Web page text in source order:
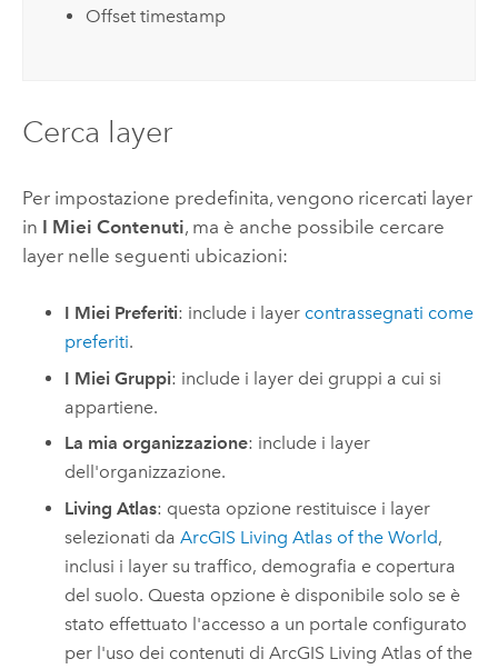
Offset timestamp
Cerca layer
Per impostazione predefinita, vengono ricercati layer
in I Miei Contenuti, ma è anche possibile cercare
layer nelle seguenti ubicazioni:
I Miei Preferiti: include i layer contrassegnati come
preferiti.
I Miei Gruppi: include i layer dei gruppi a cui si
appartiene.
La mia organizzazione: include i layer
dell'organizzazione.
Living Atlas: questa opzione restituisce i layer
selezionati daArcGIS Living Atlas of the World,
inclusi i layer su traffico, demografia e copertura
del suolo. Questa opzione è disponibile solo se è
stato effettuato l'accesso a un portale configurato
per l'uso dei contenuti diArcGIS Living Atlas of the